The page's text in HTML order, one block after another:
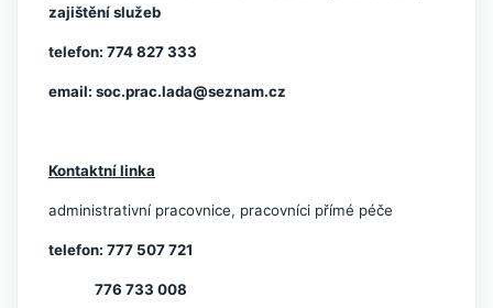
zajištění služeb
telefon: 774 827 333
email: soc.prac.lada@seznam.cz
Kontaktní linka
administrativní pracovnice, pracovníci přímé péče
telefon: 777 507 721
776 733 008